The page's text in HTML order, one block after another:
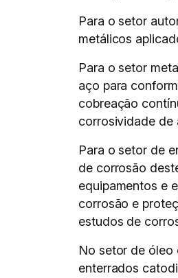
Para o setor
metálicos
Para o setor
aço para
cobreação
corrosividade de
Para o setor de
de corrosão
equipamentos e
corrosão e
estudos de
No setor de óleo
enterrados